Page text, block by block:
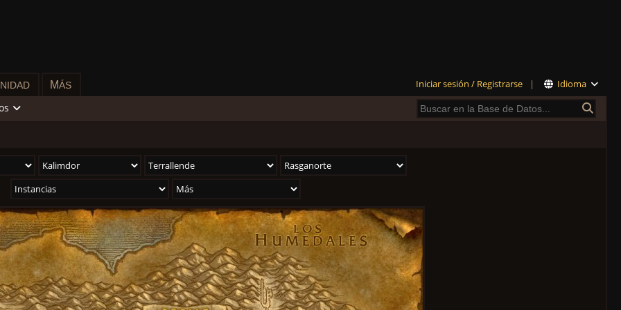
Iniciar sesión / Registrarse | Idioma
MÁS